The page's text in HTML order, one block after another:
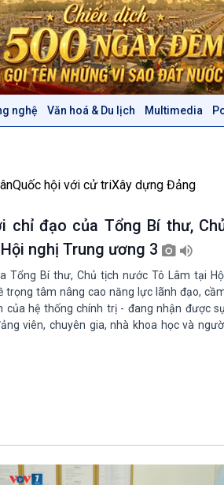
nghệ Văn hoá & Du lịch Multimedia
Vấn đề quốc tế
Hồ sơ sự kiện quốc tế
Biên cương - Một dải vững
bền
Trước
Dòng
Sức
Khởi
Tuyên
thương
Podcast
Quốc hội với cử triXây dựng Đảng
chỉ đạo của Tổng Bí thư,
nghị Trung ương 3
Tổng Bí thư, Chủ tịch nước Tô Lâm tại
trọng tâm nâng cao năng lực lãnh đạo,
của hệ thống chính trị - đang nhận được
viên, chuyên gia, nhà khoa học và